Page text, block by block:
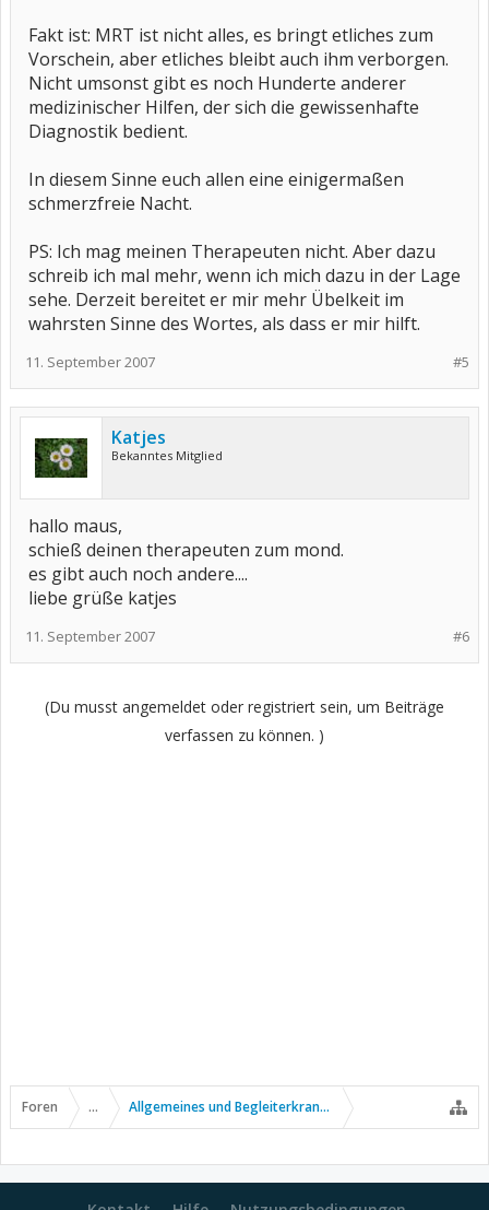
Fakt ist: MRT ist nicht alles, es bringt etliches zum
Vorschein, aber etliches bleibt auch ihm verborgen.
Nicht umsonst gibt es noch Hunderte anderer
medizinischer Hilfen, der sich die gewissenhafte
Diagnostik bedient.
In diesem Sinne euch allen eine einigermaßen
schmerzfreie Nacht.
PS: Ich mag meinen Therapeuten nicht. Aber dazu
schreib ich mal mehr, wenn ich mich dazu in der Lage
sehe. Derzeit bereitet er mir mehr Übelkeit im
wahrsten Sinne des Wortes, als dass er mir hilft.
#5
11. September 2007
Katjes
Bekanntes Mitglied
hallo maus,
schieß deinen therapeuten zum mond.
es gibt auch noch andere....
liebe grüße katjes
#6
11. September 2007
(Du musst angemeldet oder registriert sein, um Beiträge
verfassen zu können. )
Foren ... Allgemeines und Begleiterkrankungen